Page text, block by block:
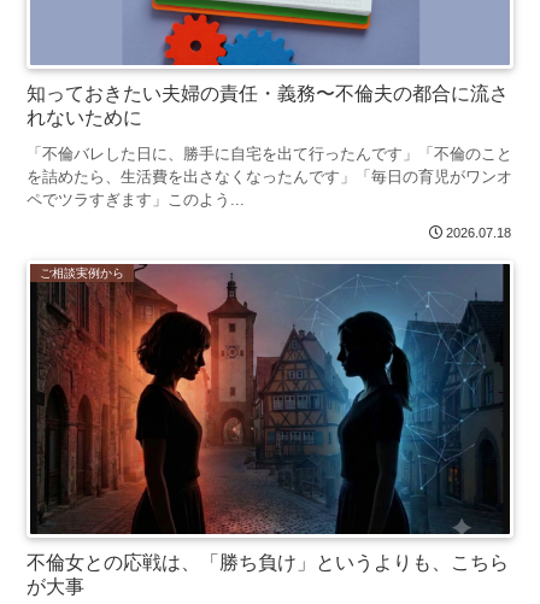
知っておきたい夫婦の責任・義務〜不倫夫の都合に流さ
れないために
「不倫バレした日に、勝手に自宅を出て行ったんです」「不倫のこと
を詰めたら、生活費を出さなくなったんです」「毎日の育児がワンオ
ペでツラすぎます」このよう...
2026.07.18
ご相談実例から
不倫女との応戦は、「勝ち負け」というよりも、こちら
が大事